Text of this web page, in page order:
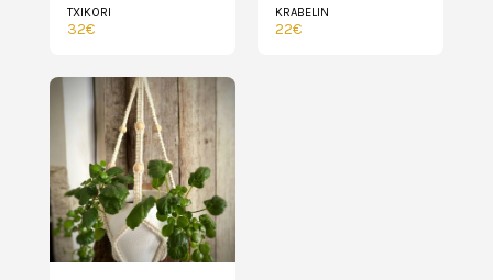
TXIKORI
32€
KRABELIN
22€